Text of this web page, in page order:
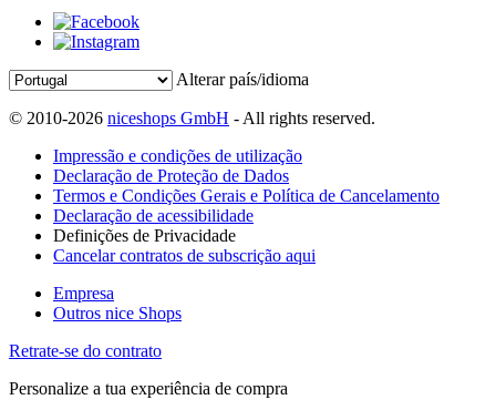
Alterar país/idioma
© 2010-2026 niceshops GmbH - All rights reserved.
Impressão e condições de utilização
Declaração de Proteção de Dados
Termos e Condições Gerais e Política de Cancelamento
Declaração de acessibilidade
Definições de Privacidade
Cancelar contratos de subscrição aqui
Empresa
Outros nice Shops
Retrate-se do contrato
Personalize a tua experiência de compra